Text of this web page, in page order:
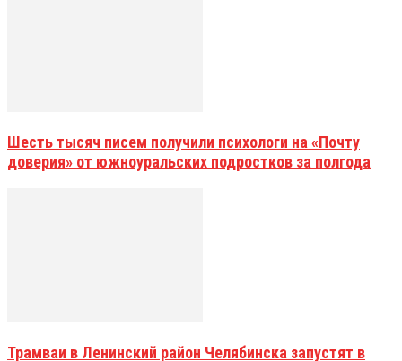
Шесть тысяч писем получили психологи на «Почту
доверия» от южноуральских подростков за полгода
Трамваи в Ленинский район Челябинска запустят в